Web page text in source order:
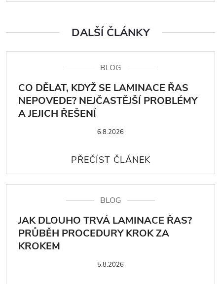
DALŠÍ ČLÁNKY
BLOG
CO DĚLAT, KDYŽ SE LAMINACE ŘAS
NEPOVEDE? NEJČASTĚJŠÍ PROBLÉMY
A JEJICH ŘEŠENÍ
6.8.2026
BLOG
JAK DLOUHO TRVÁ LAMINACE ŘAS?
PRŮBĚH PROCEDURY KROK ZA
KROKEM
5.8.2026